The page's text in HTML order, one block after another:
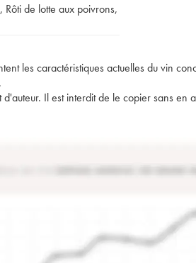
, Rôti de lotte aux poivrons,
les caractéristiques actuelles du vin
Il est interdit de le copier sans